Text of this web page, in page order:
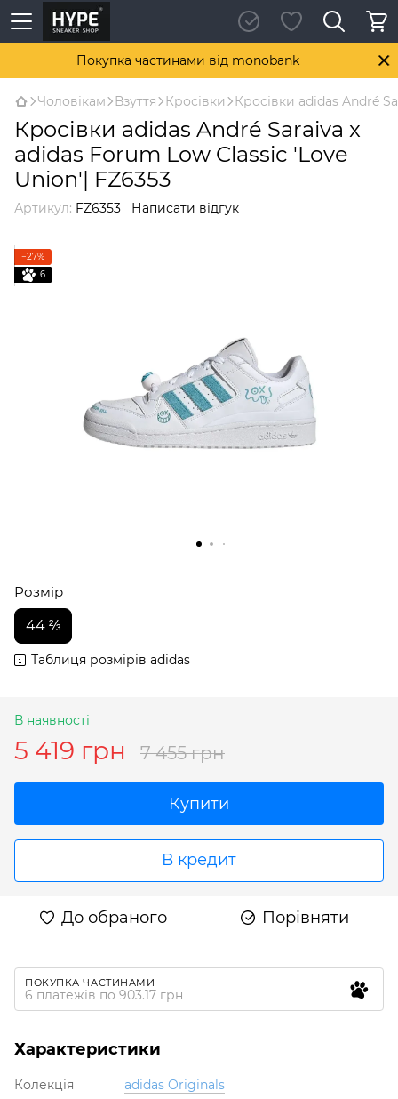
Покупка частинами від monobank
Чоловікам Взуття Кросівки Кросівки adidas André
Кросівки adidas André Saraiva x
adidas Forum Low Classic 'Love
Union'| FZ6353
Артикул: FZ6353 Написати відгук
−27%
6
Розмір
44 ⅔
Таблиця розмірів adidas
В наявності
5 419 грн 7 455 грн
Купити
В кредит
До обраного Порівняти
ПОКУПКА ЧАСТИНАМИ
6 платежів по 903.17 грн
Характеристики
Колекція
adidas Originals